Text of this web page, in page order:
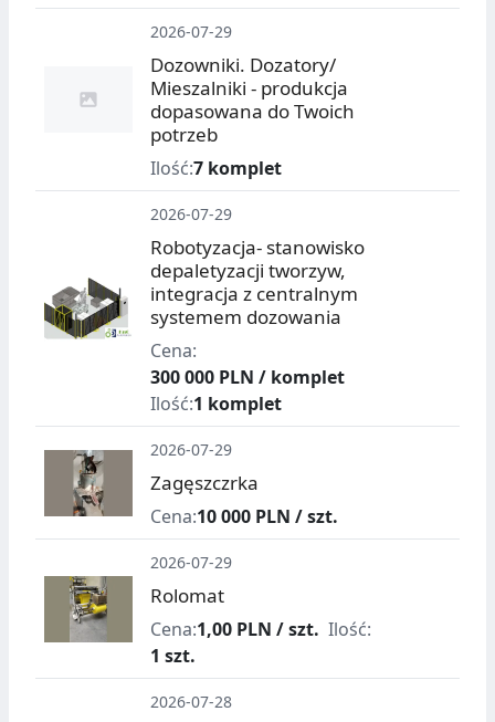
2026-07-29
Dozowniki. Dozatory/
Mieszalniki - produkcja
dopasowana do Twoich
potrzeb
Ilość:7 komplet
2026-07-29
Robotyzacja- stanowisko
depaletyzacji tworzyw,
integracja z centralnym
systemem dozowania
Cena:
300 000 PLN / komplet
Ilość:1 komplet
2026-07-29
Zagęszczrka
Cena:10 000 PLN / szt.
2026-07-29
Rolomat
Cena:1,00 PLN / szt. Ilość:
1 szt.
2026-07-28